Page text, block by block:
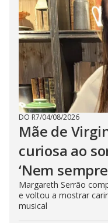
DO R7/04/08/2026
Mãe de
curiosa ao
‘Nem
Margareth Serrão
e voltou a mostrar
musical